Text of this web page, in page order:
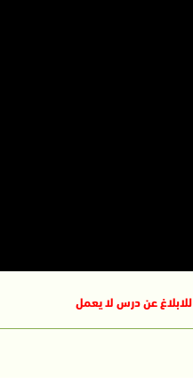
للابلاغ عن درس لا يعمل